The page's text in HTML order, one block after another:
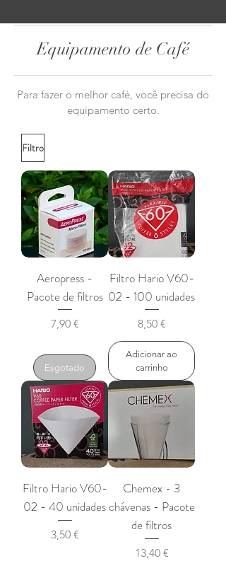
Equipamento de Café
Para fazer o melhor café, você precisa do
equipamento certo.
Filtro
Aeropress -
Pacote de filtros
Preço
7,90 €
Esgotado
Filtro Hario V60-
02 - 100 unidades
Preço
8,50 €
Adicionar ao
carrinho
Filtro Hario V60-
02 - 40 unidades
Preço
3,50 €
Chemex - 3
chávenas - Pacote
de filtros
Preço
13,40 €